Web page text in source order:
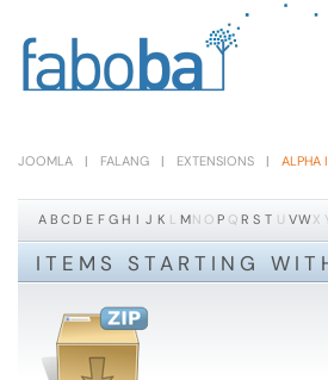
Skip to main content
JOOMLA FALANG EXTENSIONS ALPHA
A B CD E F G H I J K L MN O P Q R S T U VWX
ITEMS STARTING